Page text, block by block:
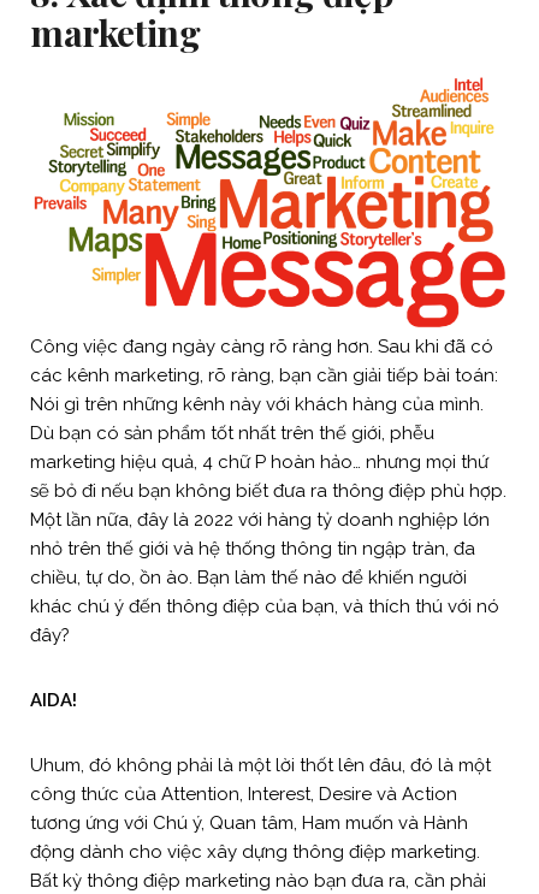
marketing
Công việc đang ngày càng rõ ràng hơn. Sau khi đã có
các kênh marketing, rõ ràng, bạn cần giải tiếp bài toán:
Nói gì trên những kênh này với khách hàng của mình.
Dù bạn có sản phẩm tốt nhất trên thế giới, phễu
marketing hiệu quả, 4 chữ P hoàn hảo… nhưng mọi thứ
sẽ bỏ đi nếu bạn không biết đưa ra thông điệp phù hợp.
Một lần nữa, đây là 2022 với hàng tỷ doanh nghiệp lớn
nhỏ trên thế giới và hệ thống thông tin ngập tràn, đa
chiều, tự do, ồn ào. Bạn làm thế nào để khiến người
khác chú ý đến thông điệp của bạn, và thích thú với nó
đây?
AIDA!
Uhum, đó không phải là một lời thốt lên đâu, đó là một
công thức của Attention, Interest, Desire và Action
tương ứng với Chú ý, Quan tâm, Ham muốn và Hành
động dành cho việc xây dựng thông điệp marketing.
Bất kỳ thông điệp marketing nào bạn đưa ra, cần phải